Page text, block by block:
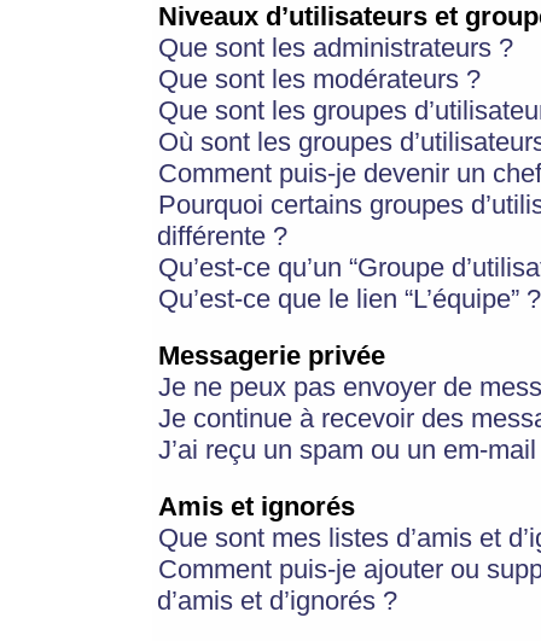
Niveaux d’utilisateurs et
Que sont les administrateurs ?
Que sont les modérateurs ?
Que sont les groupes
Où sont les groupes
Comment puis-je devenir un
Pourquoi certains groupes
différente ?
Qu’est-ce qu’un “Groupe
Qu’est-ce que le lien “L’équipe” ?
Messagerie privée
Je ne peux pas envoyer de
Je continue à recevoir des
J’ai reçu un spam ou un em-
Amis et ignorés
Que sont mes listes d’amis et
Comment puis-je ajouter ou
d’amis et d’ignorés ?